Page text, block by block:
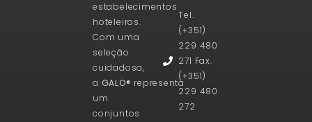
estabelecimentos
hoteleiros.
Com uma
seleção
cuidadosa,
a GALO® representa
um
conjuntos
Tel.
(+351)
229 480
271 Fax.
(+351)
229 480
272